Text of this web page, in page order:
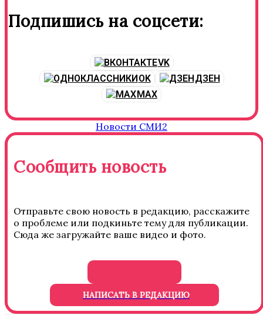
Подпишись на соцсети:
VK
OK
ДЗЕН
MAX
Новости СМИ2
Сообщить новость
Отправьте свою новость в редакцию, расскажите
о проблеме или подкиньте тему для публикации.
Сюда же загружайте ваше видео и фото.
НАПИСАТЬ В РЕДАКЦИЮ